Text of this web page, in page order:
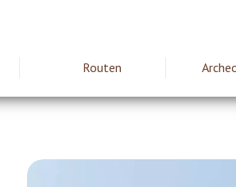
Routen